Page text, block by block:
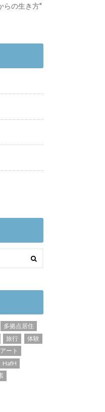
らの生き方"
多拠点居住
旅行
体験
アート
HafH